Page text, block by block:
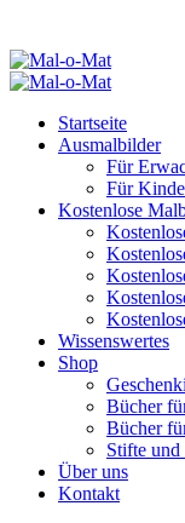
Startseite
Ausmalbilder
Für
Für
Kostenlose
Wissenswertes
Shop
Bücher
Bücher
Stifte
Über uns
Kontakt